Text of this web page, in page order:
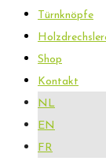
Türnknöpfe
Shop
Kontakt
NL
EN
FR